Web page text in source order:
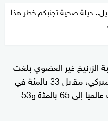
حيلة صحية تجنبكم خطر هذا
الزرنيخ غير العضوي بلغت
، بينما ترتفع النسب عالميا إلى 65 بالمئة و53